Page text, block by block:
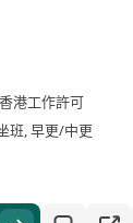
港工作許可
班, 早更/中更